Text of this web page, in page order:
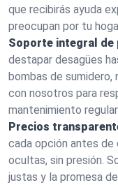
que recibirás ayuda
preocupan por tu
Soporte integral de
destapar desagües
bombas de sumidero,
con nosotros para
mantenimiento
Precios
cada opción antes de
ocultas, sin presión.
justas y la promesa